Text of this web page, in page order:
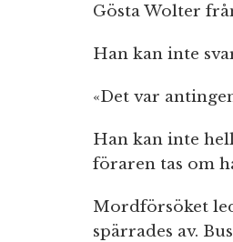
Gösta Wolter
Han kan inte
«Det var
Han kan inte
föraren tas om
Mordförsöket
spärrades av.